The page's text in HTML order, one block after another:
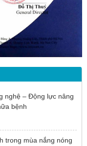
nghệ – Động lực nâng
bệnh
trong mùa nắng nóng